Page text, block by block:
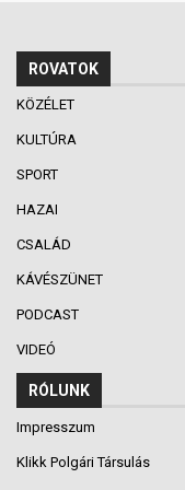
ROVATOK
KÖZÉLET
KULTÚRA
SPORT
HAZAI
CSALÁD
KÁVÉSZÜNET
PODCAST
VIDEÓ
RÓLUNK
Impresszum
Klikk Polgári Társulás